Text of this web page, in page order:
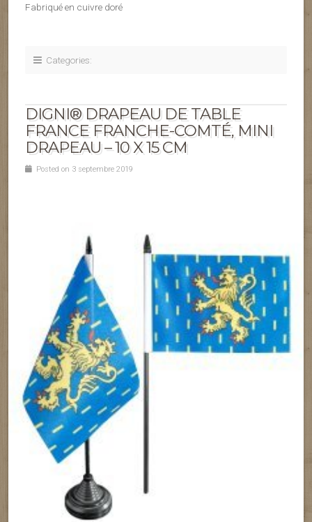
Fabriqué en cuivre doré
Categories:
DIGNI® DRAPEAU DE TABLE
FRANCE FRANCHE-COMTÉ, MINI
DRAPEAU – 10 X 15 CM
Posted on 3 septembre 2019